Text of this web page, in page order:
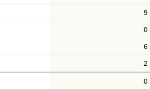
9
0
6
2
0